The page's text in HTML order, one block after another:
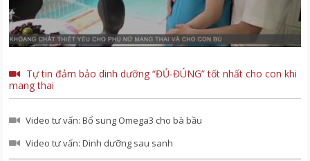
Tự tin đảm bảo dinh dưỡng “ĐỦ-ĐÚNG” tốt nhất cho con khi
mang thai
Video tư vấn: Bổ sung Omega3 cho bà bầu
Video tư vấn: Dinh dưỡng sau sanh